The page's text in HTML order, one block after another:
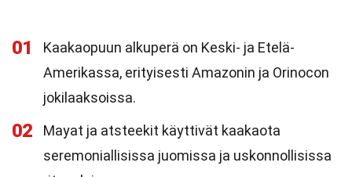
01
Kaakaopuun alkuperä on Keski- ja Etelä-
Amerikassa, erityisesti Amazonin ja Orinocon
jokilaaksoissa.
02
Mayat ja atsteekit käyttivät kaakaota
seremoniallisissa juomissa ja uskonnollisissa